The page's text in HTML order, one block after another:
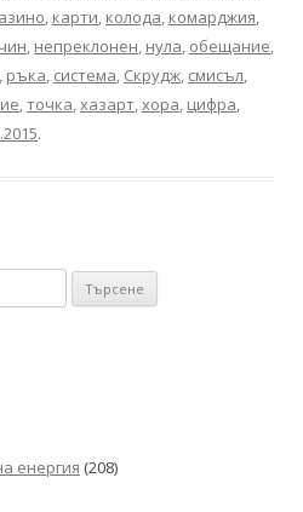
, карти, колода, комарджия,
, непреклонен, нула, обещание,
, ръка, система, Скрудж, смисъл,
,точка,хазарт,хора, цифра,
.
енергия (208)